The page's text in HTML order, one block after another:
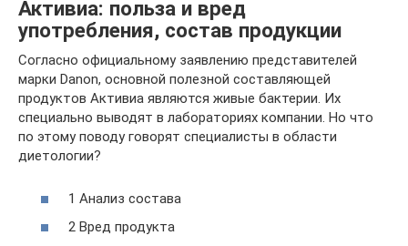
Активиа: польза и вред
употребления, состав продукции
Согласно официальному заявлению представителей
марки Danon, основной полезной составляющей
продуктов Активиа являются живые бактерии. Их
специально выводят в лабораториях компании. Но что
по этому поводу говорят специалисты в области
диетологии?
1 Анализ состава
2 Вред продукта